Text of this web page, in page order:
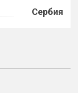
Сербия